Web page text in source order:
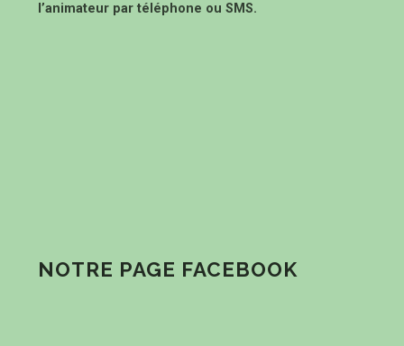
l’animateur par téléphone ou SMS.
NOTRE PAGE FACEBOOK